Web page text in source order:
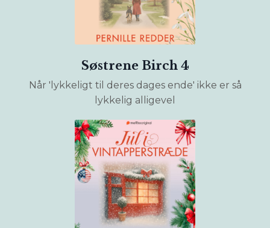
Søstrene Birch 4
Når 'lykkeligt til deres dages ende' ikke er så
lykkelig alligevel